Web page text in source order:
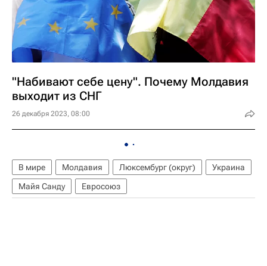
"Набивают себе цену". Почему Молдавия
выходит из СНГ
26 декабря 2023, 08:00
В мире Молдавия Люксембург (округ)
Украина
Майя Санду
Евросоюз